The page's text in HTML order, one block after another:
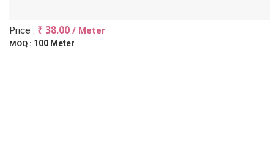
Price : ₹ 38.00 / Meter
MOQ : 100 Meter